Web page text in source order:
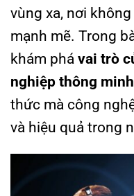
vùng xa, nơi
mạnh mẽ. Trong
khám phá vai trò
nghiệp thông minh
thức mà công
và hiệu quả trong